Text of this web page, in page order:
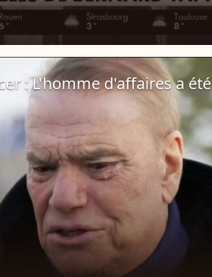
: L'homme d'affaires a été